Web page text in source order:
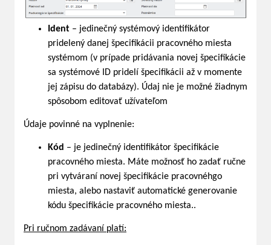
Ident – jedinečný systémový identifikátor
pridelený danej špecifikácii pracovného miesta
systémom (v prípade pridávania novej špecifikácie
sa systémové ID pridelí špecifikácii až v momente
jej zápisu do databázy). Údaj nie je možné žiadnym
spôsobom editovať užívateľom
Údaje povinné na vyplnenie:
Kód – je jedinečný identifikátor špecifikácie
pracovného miesta. Máte možnosť ho zadať ručne
pri vytváraní novej špecifikácie pracovnéhgo
miesta, alebo nastaviť automatické generovanie
kódu špecifikácie pracovného miesta..
Pri ručnom zadávaní platí: